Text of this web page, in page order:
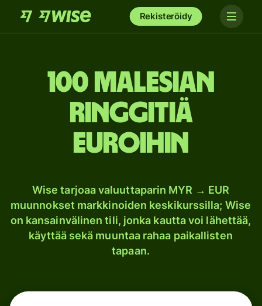
Rekisteröidy
100 Malesian
ringgitiä
euroihin
Wise tarjoaa valuuttaparin MYR → EUR
muunnokset markkinoiden keskikurssilla; Wise
on kansainvälinen tili, jonka kautta voi lähettää,
käyttää sekä muuntaa rahaa paikallisten
tapaan.